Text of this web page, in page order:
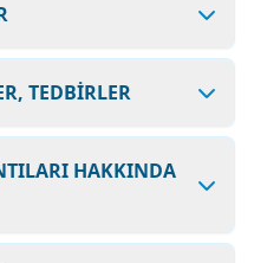
TEDBİRLER
HAKKINDA